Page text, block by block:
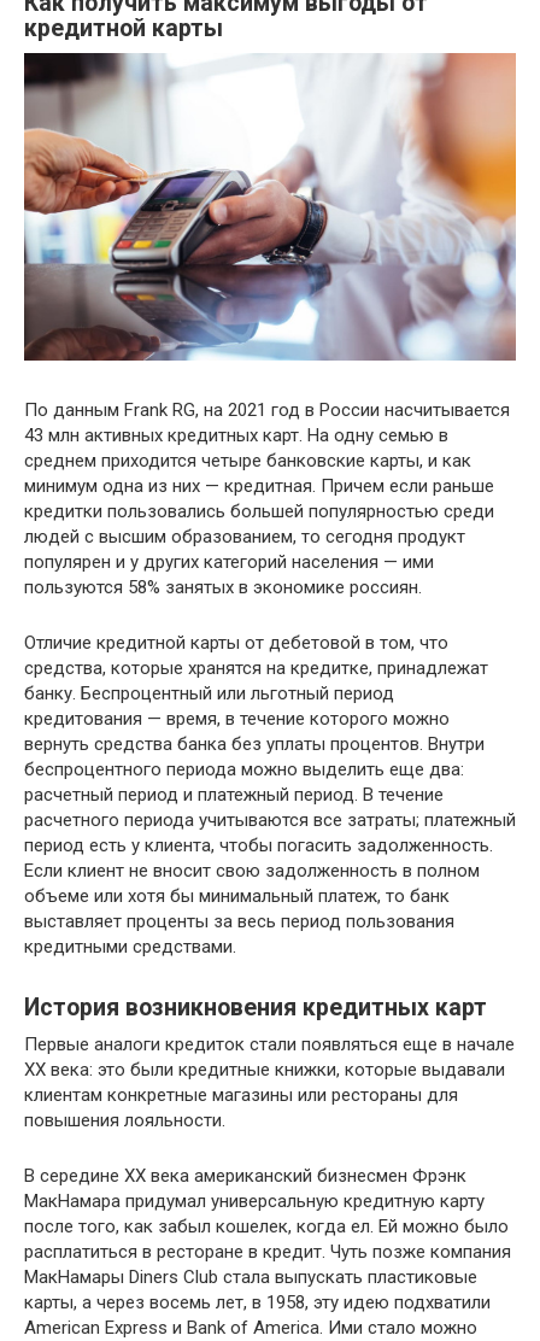
кредитной карты
По данным Frank RG, на 2021 год в России насчитывается
43 млн активных кредитных карт. На одну семью в
среднем приходится четыре банковские карты, и как
минимум одна из них — кредитная. Причем если раньше
кредитки пользовались большей популярностью среди
людей с высшим образованием, то сегодня продукт
популярен и у других категорий населения — ими
пользуются 58% занятых в экономике россиян.
Отличие кредитной карты от дебетовой в том, что
средства, которые хранятся на кредитке, принадлежат
банку. Беспроцентный или льготный период
кредитования — время, в течение которого можно
вернуть средства банка без уплаты процентов. Внутри
беспроцентного периода можно выделить еще два:
расчетный период и платежный период. В течение
расчетного периода учитываются все затраты; платежный
период есть у клиента, чтобы погасить задолженность.
Если клиент не вносит свою задолженность в полном
объеме или хотя бы минимальный платеж, то банк
выставляет проценты за весь период пользования
кредитными средствами.
История возникновения кредитных карт
Первые аналоги кредиток стали появляться еще в начале
XX века: это были кредитные книжки, которые выдавали
клиентам конкретные магазины или рестораны для
повышения лояльности.
В середине XX века американский бизнесмен Фрэнк
МакНамара придумал универсальную кредитную карту
после того, как забыл кошелек, когда ел. Ей можно было
расплатиться в ресторане в кредит. Чуть позже компания
МакНамары Diners Club стала выпускать пластиковые
карты, а через восемь лет, в 1958, эту идею подхватили
American Express и Bank of America. Ими стало можно